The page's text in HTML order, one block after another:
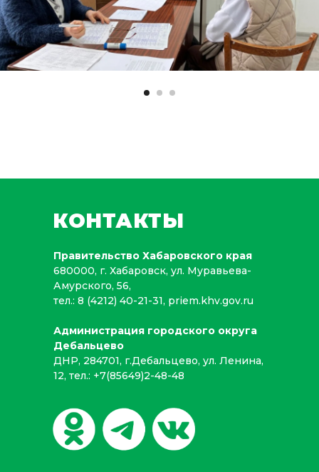
КОНТАКТЫ
Правительство Хабаровского края
680000, г. Хабаровск, ул. Муравьева-
Амурского, 56,
тел.: 8 (4212) 40-21-31, priem.khv.gov.ru
Администрация городского округа
Дебальцево
ДНР, 284701, г.Дебальцево, ул. Ленина,
12, тел.: +7(85649)2-48-48